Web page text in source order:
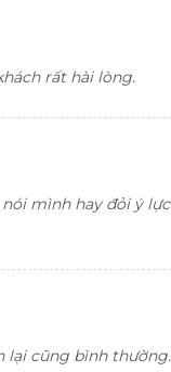
rất hài lòng.
mình hay đỏi ý
lại cũng bình